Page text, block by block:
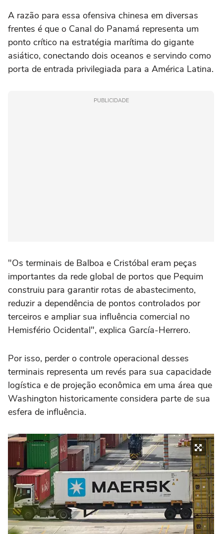
A razão para essa ofensiva chinesa em diversas
frentes é que o Canal do Panamá representa um
ponto crítico na estratégia marítima do gigante
asiático, conectando dois oceanos e servindo como
porta de entrada privilegiada para a América Latina.
PUBLICIDADE
"Os terminais de Balboa e Cristóbal eram peças
importantes da rede global de portos que Pequim
construiu para garantir rotas de abastecimento,
reduzir a dependência de pontos controlados por
terceiros e ampliar sua influência comercial no
Hemisfério Ocidental", explica García-Herrero.
Por isso, perder o controle operacional desses
terminais representa um revés para sua capacidade
logística e de projeção econômica em uma área que
Washington historicamente considera parte de sua
esfera de influência.